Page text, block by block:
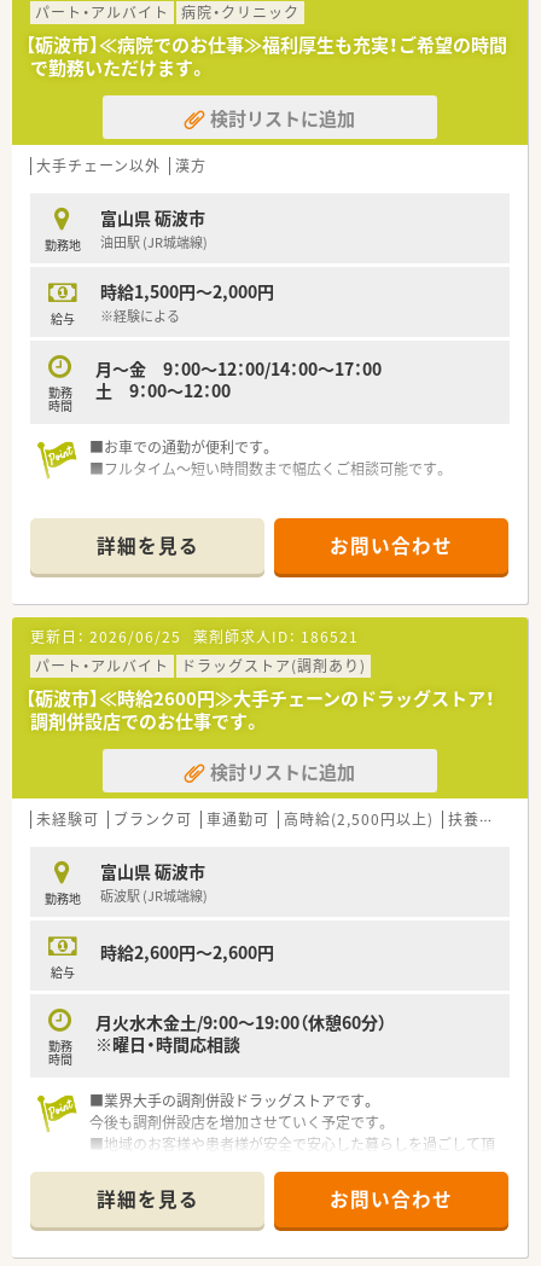
パート・アルバイト 病院・クリニック
【砺波市】≪病院でのお仕事≫福利厚生も充実！ご希望の時間
で勤務いただけます。
検討リストに追加
大手チェーン以外 漢方
勤務地
富山県 砺波市
油田駅 (JR城端線)
給与
時給1,500円～2,000円
※経験による
勤務
時間
月～金 9：00～12：00/14：00～17：00
土 9：00～12：00
■お車での通勤が便利です。
■フルタイム～短い時間数まで幅広くご相談可能です。
詳細を見る お問い合わせ
更新日： 2026/06/25 薬剤師求人ID： 186521
パート・アルバイト
ドラッグストア(調剤あり)
【砺波市】≪時給2600円≫大手チェーンのドラッグストア！
調剤併設店でのお仕事です。
検討リストに追加
未経験可 ブランク可 車通勤可 高時給(2,500円以上) 扶養内勤務OK
勤務地
富山県 砺波市
砺波駅 (JR城端線)
給与
時給2,600円～2,600円
勤務
時間
月火水木金土/9:00～19:00（休憩60分）
※曜日・時間応相談
■業界大手の調剤併設ドラッグストアです。
今後も調剤併設店を増加させていく予定です。
■地域のお客様や患者様が安全で安心した暮らしを過ごして頂
献します。
■社内研修、各種外部研修、管理職研修、Ｅラーニング研修、薬剤
師として確実にスキルアップできる教育プログラムがありま
す。
詳細を見る お問い合わせ